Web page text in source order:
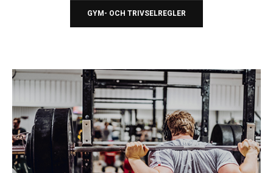
GYM- OCH TRIVSELREGLER